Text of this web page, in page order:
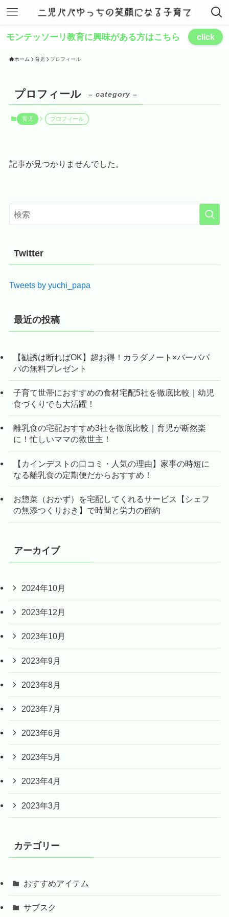
モンテッソーリ教育に興味がある方はこちら click
ホーム 育児 プロフィール
プロフィール – category –
育児 プロフィール
記事が見つかりませんでした。
Twitter
Tweets by yuchi_papa
最近の投稿
【勧誘は断ればOK】超お得！カラダノート×バーバパ
パの無料プレゼント
子育て世帯におすすめの食材宅配5社を徹底比較｜幼児
食づくりでも大活躍！
離乳食の宅配おすすめ3社を徹底比較｜育児が断然楽
に！忙しいママの救世主！
【カインデストの口コミ・人気の理由】家事の時短に
なる離乳食の定期便だからおすすめ！
お惣菜（おかず）を宅配してくれるサービス【シェフ
の無添つくりおき】で時間と労力の節約
アーカイブ
2024年10月
2023年12月
2023年10月
2023年9月
2023年8月
2023年7月
2023年6月
2023年5月
2023年4月
2023年3月
カテゴリー
おすすめアイテム
サブスク